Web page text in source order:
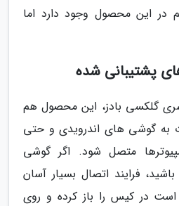
در این محصول وجود دارد اما
پشتیبانی شده
گلکسی بادز، این محصول هم
به گوشی های اندرویدی و حتی
متصل شود. اگر گوشی
فرایند اتصال بسیار آسان
است در کیس را باز کرده و روی